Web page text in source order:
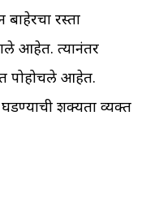
बाहेरचा रस्ता
आहेत. त्यानंतर
पोहोचले आहेत.
शक्यता व्यक्त